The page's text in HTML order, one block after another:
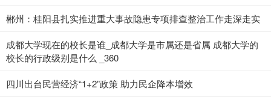
郴州：桂阳县扎实推进重大事故隐患专项排查整治工作走深走实
成都大学现在的校长是谁_成都大学是市属还是省属 成都大学的
校长的行政级别是什么 _360
四川出台民营经济“1+2”政策 助力民企降本增效